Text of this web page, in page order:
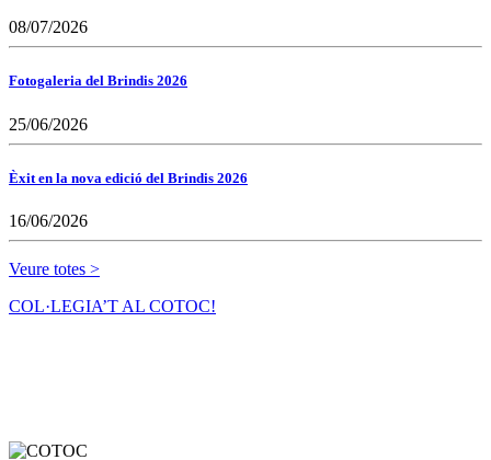
08/07/2026
Fotogaleria del Brindis 2026
25/06/2026
Èxit en la nova edició del Brindis 2026
16/06/2026
Veure totes >
COL·LEGIA’T AL COTOC!